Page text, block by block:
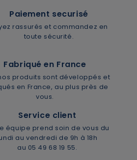
?
supprimer le produit suivant
Paiement securisé
rassurés et commandez en
toute sécurité.
Fabriqué en France
produits sont développés et
en France, au plus près de
vous.
Service client
équipe prend soin de vous du
au vendredi de 9h à 18h
au 05 49 68 19 55.